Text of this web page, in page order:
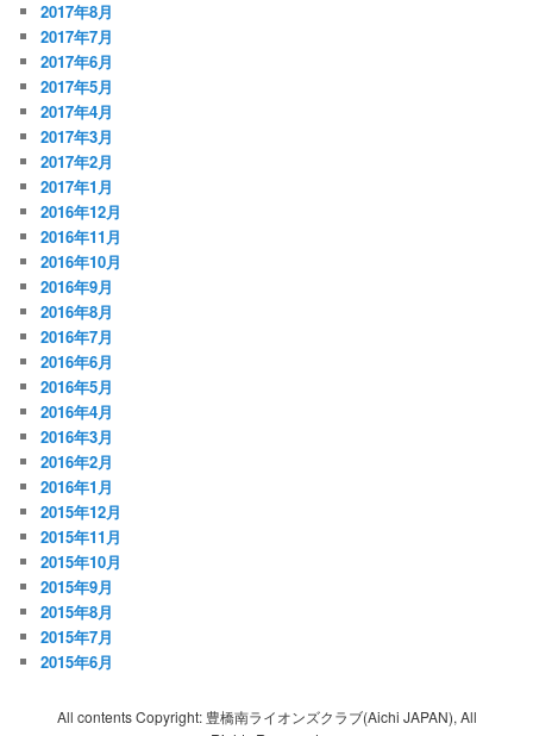
2017年8月
2017年7月
2017年6月
2017年5月
2017年4月
2017年3月
2017年2月
2017年1月
2016年12月
2016年11月
2016年10月
2016年9月
2016年8月
2016年7月
2016年6月
2016年5月
2016年4月
2016年3月
2016年2月
2016年1月
2015年12月
2015年11月
2015年10月
2015年9月
2015年8月
2015年7月
2015年6月
All contents Copyright: 豊橋南ライオンズクラブ(Aichi JAPAN), All